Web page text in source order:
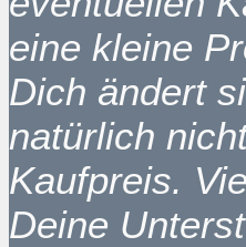
eine kleine
Dich ändert
natürlich
Kaufpreis.
Deine